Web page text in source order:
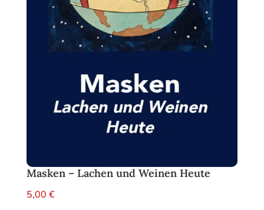
Masken – Lachen und Weinen Heute
5,00 €